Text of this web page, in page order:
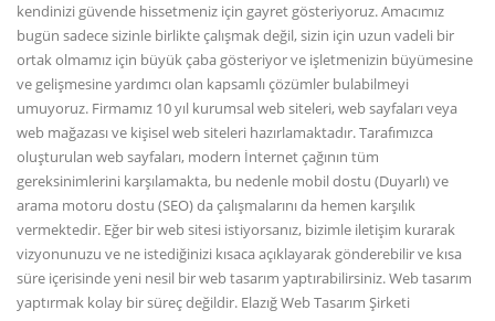
kendinizi güvende hissetmeniz için gayret gösteriyoruz. Amacımız
bugün sadece sizinle birlikte çalışmak değil, sizin için uzun vadeli bir
ortak olmamız için büyük çaba gösteriyor ve işletmenizin büyümesine
ve gelişmesine yardımcı olan kapsamlı çözümler bulabilmeyi
umuyoruz. Firmamız 10 yıl kurumsal web siteleri, web sayfaları veya
web mağazası ve kişisel web siteleri hazırlamaktadır. Tarafımızca
oluşturulan web sayfaları, modern İnternet çağının tüm
gereksinimlerini karşılamakta, bu nedenle mobil dostu (Duyarlı) ve
arama motoru dostu (SEO) da çalışmalarını da hemen karşılık
vermektedir. Eğer bir web sitesi istiyorsanız, bizimle iletişim kurarak
vizyonunuzu ve ne istediğinizi kısaca açıklayarak gönderebilir ve kısa
süre içerisinde yeni nesil bir web tasarım yaptırabilirsiniz. Web tasarım
yaptırmak kolay bir süreç değildir. Elazığ Web Tasarım Şirketi